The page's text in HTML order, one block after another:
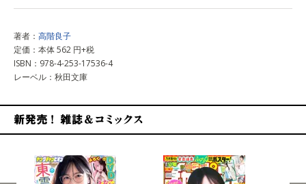
著者： 高階良子
定価：本体 562 円+税
ISBN：978-4-253-17536-4
レーベル：秋田文庫